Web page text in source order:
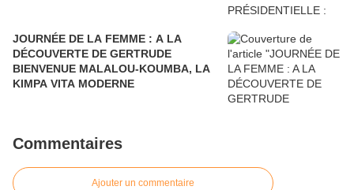
JOURNÉE DE LA FEMME : A LA
DÉCOUVERTE DE GERTRUDE
BIENVENUE MALALOU-KOUMBA, LA
KIMPA VITA MODERNE
Commentaires
Ajouter un commentaire